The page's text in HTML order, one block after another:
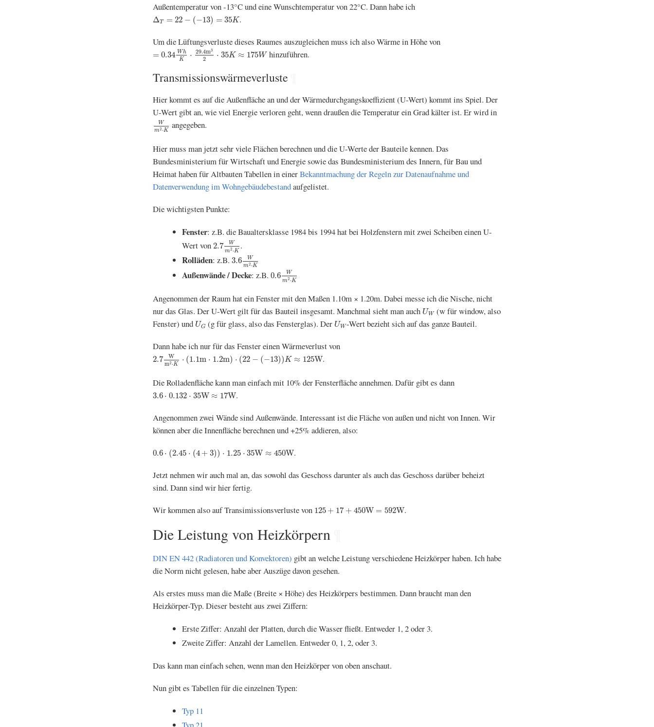
Außentemperatur von -13°C und eine Wunschtemperatur von 22°C. Dann habe ich
ΔT = 22 − (−13) = 35K
Δ 22−( − 13 =35K
.
Um die Lüftungsverluste dieses Raumes auszugleichen muss ich also Wärme in Höhe von
= 0.34 Wh
K
⋅ 29.4m3
2 ⋅ 35K ≈ 175W
=0.34WhK⋅29.4m32⋅35K ≈175W
hinzuführen.
Transmissionswärmeverluste
Hier kommt es auf die Außenfläche an und der Wärmedurchgangskoeffizient (U-Wert) kommt ins Spiel. Der
U-Wert gibt an, wie viel Energie verloren geht, wenn draußen die Temperatur ein Grad kälter ist. Er wird in
W
m2 ⋅K
Wm angegeben.
Hier muss man jetzt sehr viele Flächen berechnen und die U-Werte der Bauteile kennen. Das
Bundesministerium für Wirtschaft und Energie sowie das Bundesministerium des Innern, für Bau und
Heimat haben für Altbauten Tabellen in einerBekanntmachung der Regeln zur Datenaufnahme und
Datenverwendung im Wohngebäudebestandaufgelistet.
Die wichtigsten Punkte:
Fenster: z.B. die Baualtersklasse 1984 bis 1994 hat bei Holzfenstern mit zwei Scheiben einen U-
Wert von 2.7
W
m2 ⋅K
2.7 Wm .
Rolläden: z.B. 3.6
W
m2 ⋅K
3.6Wm
Außenwände / Decke: z.B. 0.6
W
m2 ⋅K
0.6Wm
Angenommen der Raum hat ein Fenster mit den Maßen 1.10m × 1.20m. Dabei messe ich die Nische, nicht
nur das Glas. Der U-Wert gilt für das Bauteil insgesamt. Manchmal sieht man auch UW
UW (w für window, also
Fenster) und UG
UG (g für glass, also das Fensterglas). Der UW
UW -Wert bezieht sich auf das ganze Bauteil.
Dann habe ich nur für das Fenster einen Wärmeverlust von
2.7
W
m2 ⋅K ⋅ (1.1m ⋅ 1.2m) ⋅ (22 − (−13))K ≈ 125W
2.7Wm K⋅( 1.1 1.2m )⋅ 22−( 13 K≈125 .
Die Rolladenfläche kann man einfach mit 10% der Fensterfläche annehmen. Dafür gibt es dann
3.6 ⋅ 0.132 ⋅ 35W ≈ 17W
3.6⋅ 0.132⋅35 W≈17W
.
Angenommen zwei Wände sind Außenwände. Interessant ist die Fläche von außen und nicht von Innen. Wir
können aber die Innenfläche berechnen und +25% addieren, also:
0.6 ⋅ (2.45 ⋅ (4 + 3)) ⋅ 1.25 ⋅ 35W ≈ 450W
0.6⋅ 2.45⋅( +3) ) 1.25 35 W≈ 450W
.
Jetzt nehmen wir auch mal an, das sowohl das Geschoss darunter als auch das Geschoss darüber beheizt
sind. Dann sind wir hier fertig.
Wir kommen also auf Transimissionsverluste von 125 + 17 + 450W = 592W
125 +17+450W=592 W .
Die Leistung von Heizkörpern
DIN EN 442 (Radiatoren und Konvektoren) gibt an welche Leistung verschiedene Heizkörper haben. Ich habe
die Norm nicht gelesen, habe aber Auszüge davon gesehen.
Als erstes muss man die Maße (Breite × Höhe) des Heizkörpers bestimmen. Dann braucht man den
Heizkörper-Typ. Dieser besteht aus zwei Ziffern:
Erste Ziffer: Anzahl der Platten, durch die Wasser fließt. Entweder 1, 2 oder 3.
Zweite Ziffer: Anzahl der Lamellen. Entweder 0, 1, 2, oder 3.
Das kann man einfach sehen, wenn man den Heizkörper von oben anschaut.
Nun gibt es Tabellen für die einzelnen Typen:
Typ 11
Typ 21